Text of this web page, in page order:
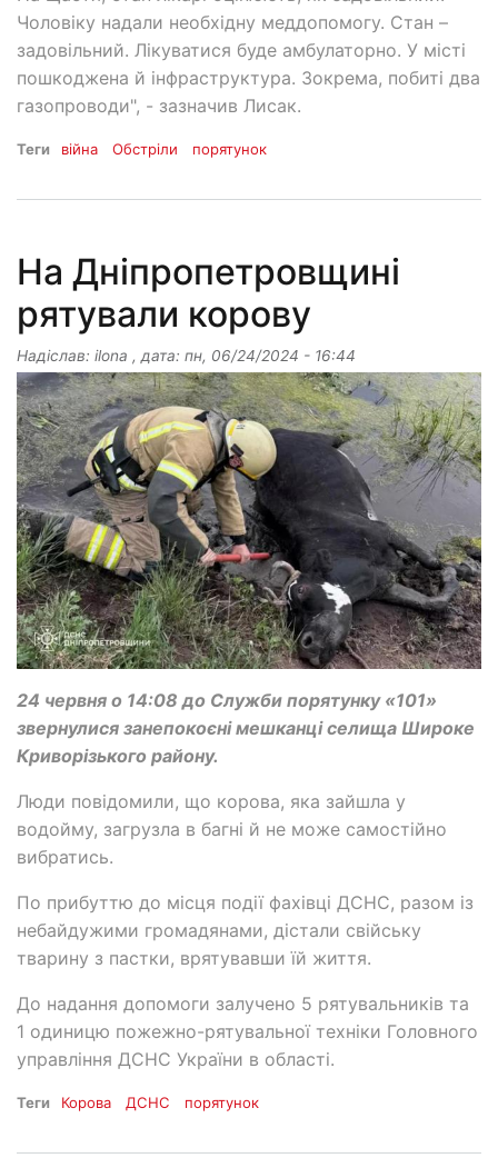
Чоловіку надали необхідну меддопомогу. Стан –
задовільний. Лікуватися буде амбулаторно. У місті
пошкоджена й інфраструктура. Зокрема, побиті два
газопроводи", - зазначив Лисак.
Теги війна Обстріли порятунок
На Дніпропетровщині
рятували корову
Надіслав: ilona , дата: пн, 06/24/2024 - 16:44
24 червня о 14:08 до Служби порятунку «101»
звернулися занепокоєні мешканці селища Широке
Криворізького району.
Люди повідомили, що корова, яка зайшла у
водойму, загрузла в багні й не може самостійно
вибратись.
По прибуттю до місця події фахівці ДСНС, разом із
небайдужими громадянами, дістали свійську
тварину з пастки, врятувавши їй життя.
До надання допомоги залучено 5 рятувальників та
1 одиницю пожежно-рятувальної техніки Головного
управління ДСНС України в області.
Теги Корова ДСНС порятунок